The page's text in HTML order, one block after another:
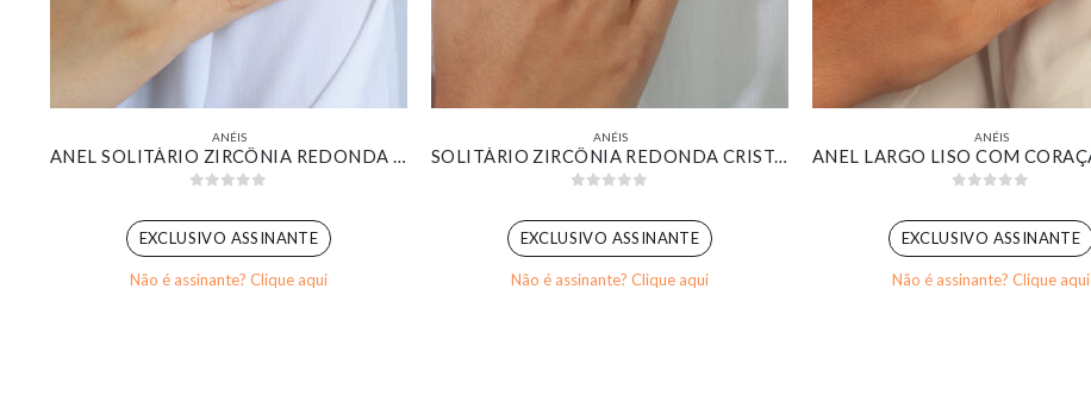
ANÉIS
ANEL SOLITÁRIO ZIRCÔNIA REDONDA CRISTAL DETALHES CRAVEJADO BANHADO EM OURO 18K
EXCLUSIVO ASSINANTE
Não é assinante? Clique aqui
ANÉIS
SOLITÁRIO ZIRCÔNIA REDONDA CRISTAL BANHADO EM OURO BRANCO
EXCLUSIVO ASSINANTE
Não é assinante? Clique aqui
ANÉIS
EXCLUSIVO ASSINANTE
Não é assinante? Clique aqui